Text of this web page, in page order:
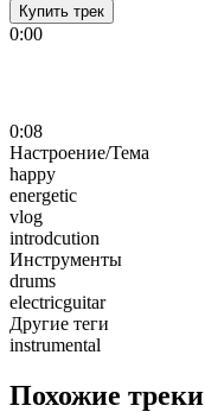
Купить трек
0:00
0:08
Настроение/Тема
happy
energetic
vlog
introdcution
Инструменты
drums
electricguitar
Другие теги
instrumental
Похожие треки